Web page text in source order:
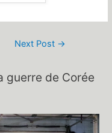
Next Post →
guerre de Corée